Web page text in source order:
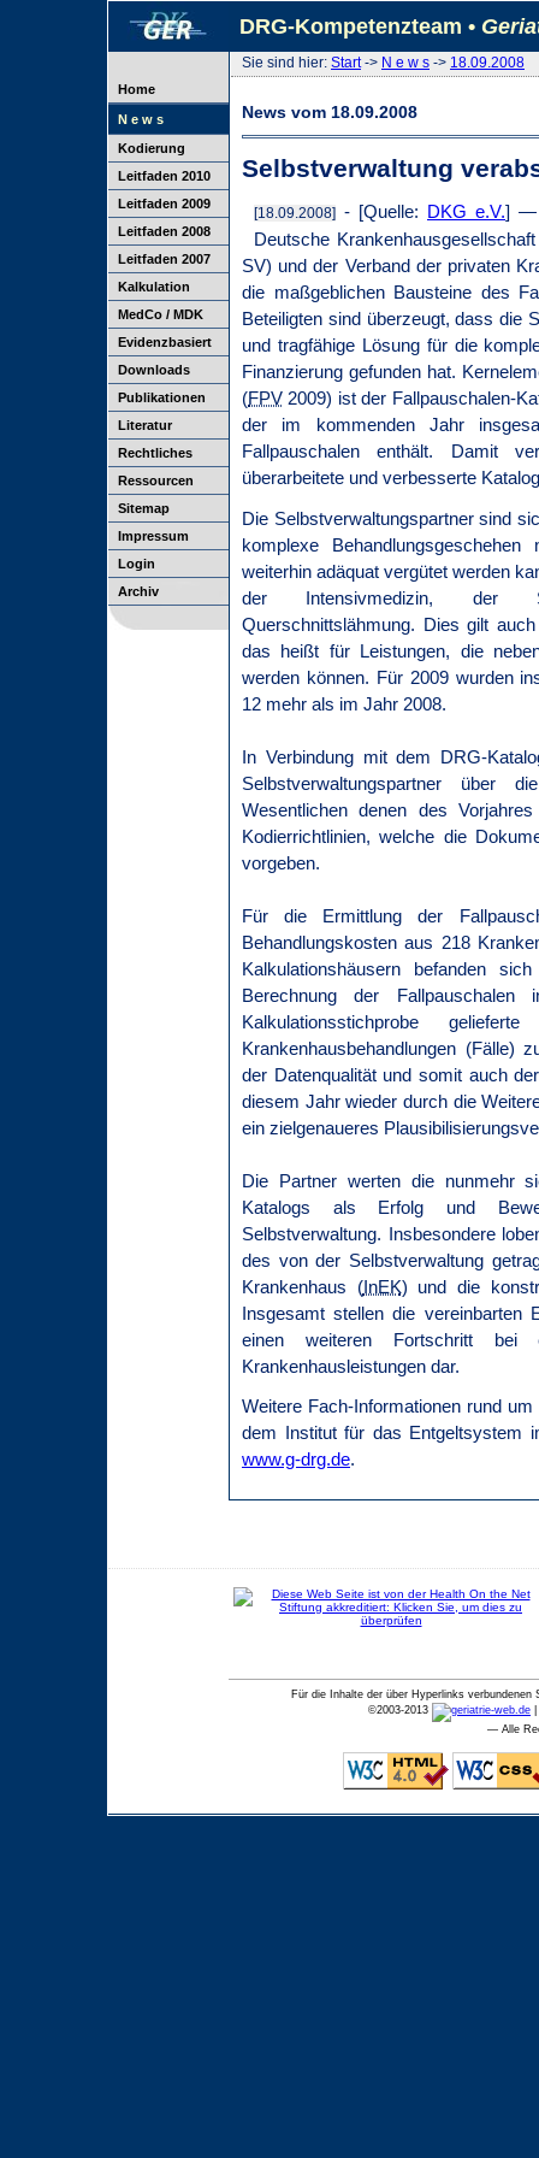
DRG-Kompetenzteam •
Home
N e w s
Kodierung
Leitfaden 2010
Leitfaden 2009
Leitfaden 2008
Leitfaden 2007
Kalkulation
MedCo / MDK
Evidenzbasiert
Downloads
Publikationen
Literatur
Rechtliches
Ressourcen
Sitemap
Impressum
Login
Archiv
Sie sind hier: Start-> N e w s -> 18.09.2008
News vom 18.09.2008
Selbstverwaltung
[18.09.2008] - [Quelle: DKG e.V.]
Deutsche
SV) und der Verband der privaten
die maßgeblichen Bausteine des
Beteiligten sind überzeugt, dass die
und tragfähige Lösung für die
Finanzierung gefunden hat.
(FPV 2009) ist der Fallpauschalen-
der im kommenden Jahr
Fallpauschalen enthält. Damit
überarbeitete und verbesserte
Die Selbstverwaltungspartner sind
komplexe
weiterhin adäquat vergütet werden
der Intensivmedizin, der
Querschnittslähmung. Dies gilt
das heißt für Leistungen, die
werden können. Für 2009 wurden
12 mehr als im Jahr 2008.
In Verbindung mit dem DRG-
Selbstverwaltungspartner über
Wesentlichen denen des
Kodierrichtlinien, welche die
vorgeben.
Für die Ermittlung der
Behandlungskosten aus 218
Kalkulationshäusern befanden
Berechnung der
Kalkulationsstichprobe
Krankenhausbehandlungen (Fälle)
der Datenqualität und somit auch
diesem Jahr wieder durch die
ein zielgenaueres
Die Partner werten die nunmehr
Katalogs als Erfolg und
Selbstverwaltung. Insbesondere
des von der Selbstverwaltung
Krankenhaus (InEK) und die
Insgesamt stellen die vereinbarten
einen weiteren Fortschritt bei
Krankenhausleistungen dar.
Weitere Fach-Informationen rund
dem Institut für das Entgeltsystem
www.g-drg.de.
Für die Inhalte der über Hyperlinks
©2003-2013
— Alle